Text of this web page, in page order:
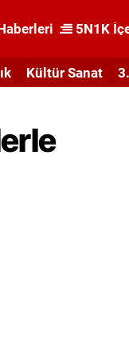
5N1K
Kültür Sanat